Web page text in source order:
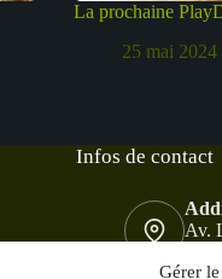
Gérer
La prochaine
25 mai 2024
Infos de contact
Av.